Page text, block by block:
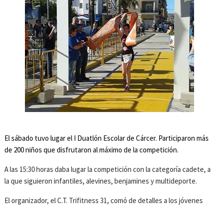
El sábado tuvo lugar el I Duatlón Escolar de Cárcer. Participaron más
de 200 niños que disfrutaron al máximo de la competición.
A las 15:30 horas daba lugar la competición con la categoría cadete, a
la que siguieron infantiles, alevines, benjamines y multideporte.
El organizador, el C.T. Trifitness 31, comó de detalles a los jóvenes